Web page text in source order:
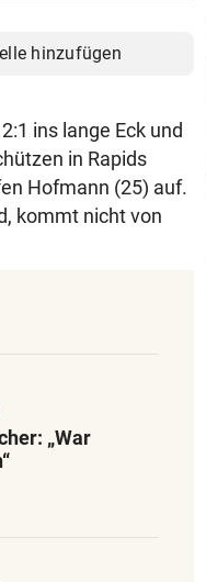
hinzufügen
ins lange Eck und
in Rapids
Hofmann (25) auf.
kommt nicht von
„War